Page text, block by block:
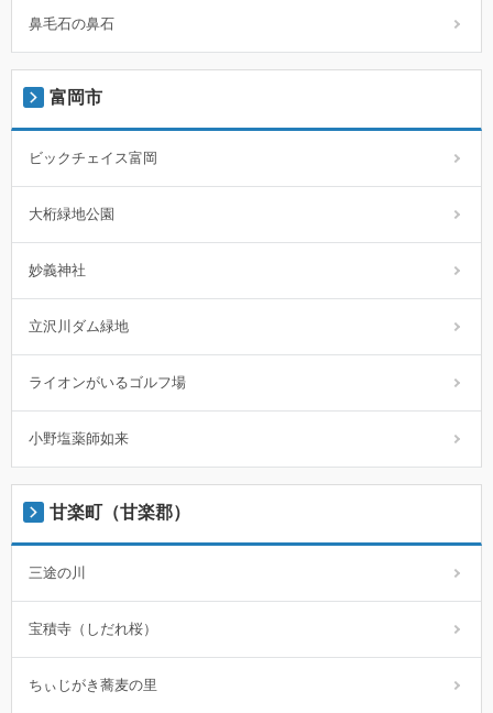
鼻毛石の鼻石
富岡市
ビックチェイス富岡
大桁緑地公園
妙義神社
立沢川ダム緑地
ライオンがいるゴルフ場
小野塩薬師如来
甘楽町（甘楽郡）
三途の川
宝積寺（しだれ桜）
ちぃじがき蕎麦の里